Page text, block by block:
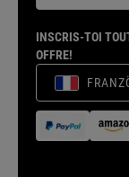
INSCRIS-TOI
OFFRE!